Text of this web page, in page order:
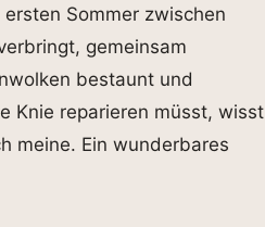
Sommer zwischen
gemeinsam
bestaunt und
Knie reparieren müsst, wisst
meine. Ein wunderbares